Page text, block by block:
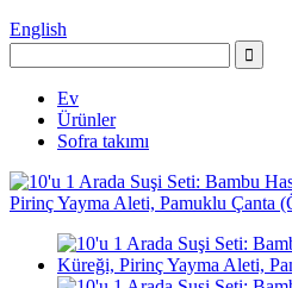
English
Ev
Ürünler
Sofra takımı